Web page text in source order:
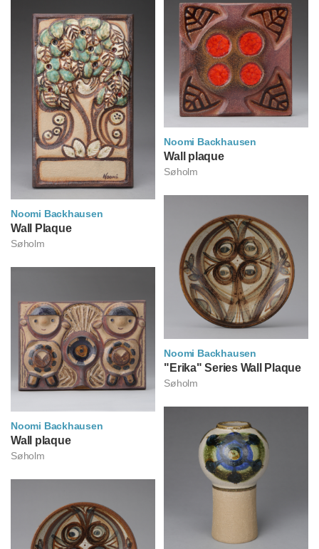
Noomi Backhausen
노미 바크하우센
Wall Plaque
Søholm
Noomi Backhausen
노미 바크하우센
Wall plaque
Søholm
Noomi Backhausen
노미 바크하우센
Wall plaque
Søholm
Noomi Backhausen
노미 바크하우센
"Erika" Series Wall Plaque
Søholm